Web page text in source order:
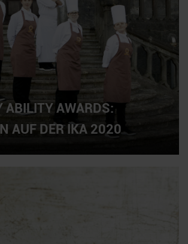
ABILITY AWARDS:
AUF DER IKA 2020